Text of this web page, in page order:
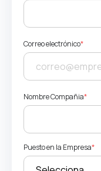
Correo electrónico*
Nombre Compañia*
Puesto en la Empresa*